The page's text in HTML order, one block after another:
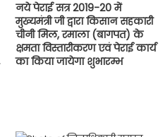
नये पेराई सत्र 2019-20 में
मुख्यमंत्री जी द्वारा किसान सहकारी
चीनी मिल, रमाला (बागपत) के
क्षमता विस्तारीकरण एवं पेराई कार्य
का किया जायेगा शुभारम्भ